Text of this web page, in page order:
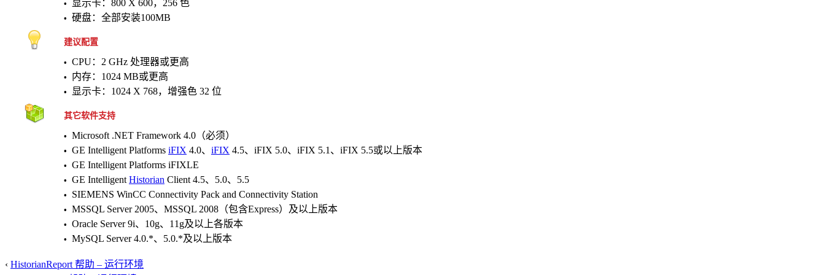
• 显示卡：800 X 600，256 色
• 硬盘：全部安装100MB
建议配置
• CPU：2 GHz 处理器或更高
• 内存：1024 MB或更高
• 显示卡：1024 X 768，增强色 32 位
其它软件支持
• Microsoft .NET Framework 4.0（必须）
• GE Intelligent Platforms iFIX 4.0、 iFIX 4.5、iFIX 5.0、iFIX 5.1、iFIX 5.5或以上版本
• GE Intelligent Platforms iFIXLE
• GE Intelligent Historian Client 4.5、5.0、5.5
• SIEMENS WinCC Connectivity Pack and Connectivity Station
• MSSQL Server 2005、MSSQL 2008（包含Express）及以上版本
• Oracle Server 9i、10g、11g及以上各版本
• MySQL Server 4.0.*、5.0.*及以上版本
‹ HistorianReport 帮助 – 运行环境